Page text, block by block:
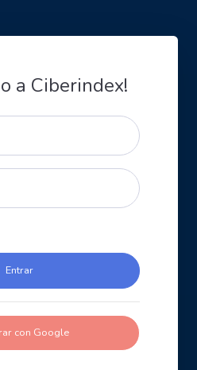
a Ciberindex!
con Google